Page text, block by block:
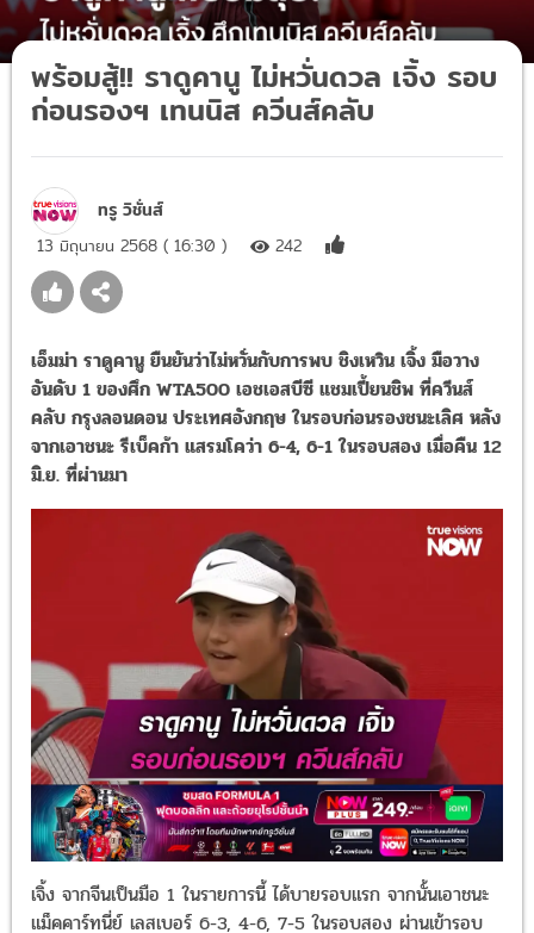
พร้อมสู้!! ราดูคานู ไม่หวั่นดวล เจิ้ง รอบ
ก่อนรองฯ เทนนิส ควีนส์คลับ
ทรู วิชั่นส์
13 มิถุนายน 2568 ( 16:30 ) 242
เอ็มม่า ราดูคานู ยืนยันว่าไม่หวั่นกับการพบ ชิงเหวิน เจิ้ง มือวาง
อันดับ 1 ของศึก WTA500 เอชเอสบีซี แชมเปี้ยนชิพ ที่ควีนส์
คลับ กรุงลอนดอน ประเทศอังกฤษ ในรอบก่อนรองชนะเลิศ หลัง
จากเอาชนะ รีเบ็คก้า แสรมโคว่า 6-4, 6-1 ในรอบสอง เมื่อคืน 12
มิ.ย. ที่ผ่านมา
เจิ้ง จากจีนเป็นมือ 1 ในรายการนี้ ได้บายรอบแรก จากนั้นเอาชนะ
แม็คคาร์ทนี่ย์ เลสเบอร์ 6-3, 4-6, 7-5 ในรอบสอง ผ่านเข้ารอบ